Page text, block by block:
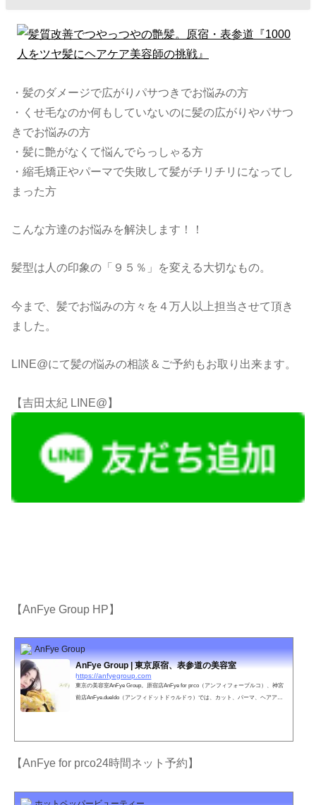
・髪のダメージで広がりパサつきでお悩みの方
・くせ毛なのか何もしていないのに髪の広がりやパサつ
きでお悩みの方
・髪に艶がなくて悩んでらっしゃる方
・縮毛矯正やパーマで失敗して髪がチリチリになってし
まった方
こんな方達のお悩みを解決します！！
髪型は人の印象の「９５％」を変える大切なもの。
今まで、髪でお悩みの方々を４万人以上担当させて頂き
ました。
LINE@にて髪の悩みの相談＆ご予約もお取り出来ます。
【吉田太紀 LINE@】
【AnFye Group HP】
AnFye Group
AnFye Group | 東京原宿、表参道の美容室
https://anfyegroup.com
東京の美容室AnFye Group。原宿店AnFye for prco（アンフィフォープルコ）、神宮
前店AnFye.dueldo（アンフィドットドゥルドゥ）では、カット、パーマ、ヘアアレ
【AnFye for prco24時間ネット予約】